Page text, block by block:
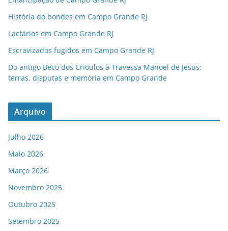
História do bondes em Campo Grande RJ
Lactários em Campo Grande RJ
Escravizados fugidos em Campo Grande RJ
Do antigo Beco dos Crioulos à Travessa Manoel de Jesus:
terras, disputas e memória em Campo Grande
Arquivo
Julho 2026
Maio 2026
Março 2026
Novembro 2025
Outubro 2025
Setembro 2025